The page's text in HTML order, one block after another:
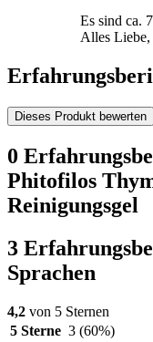
Es sind ca.
Alles Liebe,
Dieses Produkt bewerten
0
Phitofilos
Reinigungsgel
3
Sprachen
4,2 von 5 Sternen
5 Sterne 3 (60%)